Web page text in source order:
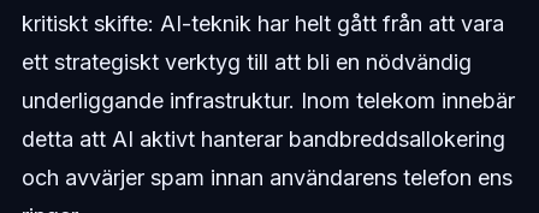
kritiskt skifte: AI-teknik har helt gått från att vara
ett strategiskt verktyg till att bli en nödvändig
underliggande infrastruktur. Inom telekom innebär
detta att AI aktivt hanterar bandbreddsallokering
och avvärjer spam innan användarens telefon ens